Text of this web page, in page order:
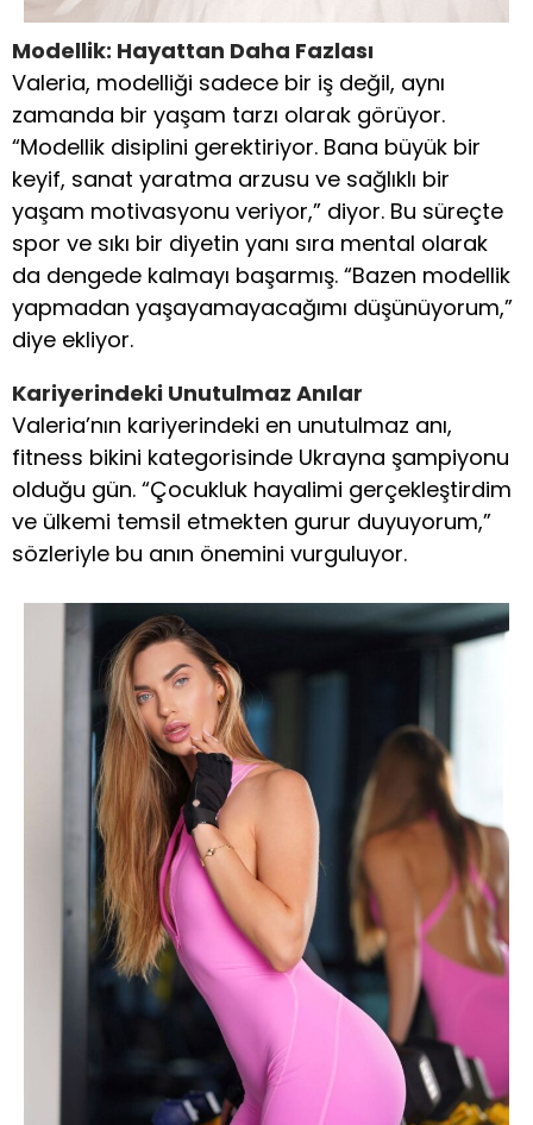
Modellik: Hayattan Daha Fazlası
Valeria, modelliği sadece bir iş değil, aynı
zamanda bir yaşam tarzı olarak görüyor.
“Modellik disiplini gerektiriyor. Bana büyük bir
keyif, sanat yaratma arzusu ve sağlıklı bir
yaşam motivasyonu veriyor,” diyor. Bu süreçte
spor ve sıkı bir diyetin yanı sıra mental olarak
da dengede kalmayı başarmış. “Bazen modellik
yapmadan yaşayamayacağımı düşünüyorum,”
diye ekliyor.
Kariyerindeki Unutulmaz Anılar
Valeria’nın kariyerindeki en unutulmaz anı,
fitness bikini kategorisinde Ukrayna şampiyonu
olduğu gün. “Çocukluk hayalimi gerçekleştirdim
ve ülkemi temsil etmekten gurur duyuyorum,”
sözleriyle bu anın önemini vurguluyor.